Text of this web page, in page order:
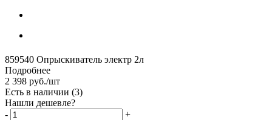
859540 Опрыскиватель электр 2л
Подробнее
2 398 руб./шт
Есть в наличии (3)
Нашли дешевле?
-
+